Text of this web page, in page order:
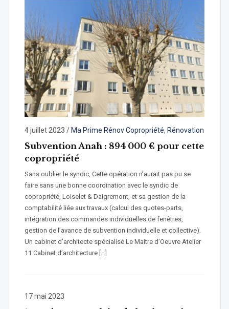
4 juillet 2023 / Ma Prime Rénov Copropriété, Rénovation
Subvention Anah : 894 000 € pour cette
copropriété
Sans oublier le syndic, Cette opération n’aurait pas pu se
faire sans une bonne coordination avec le syndic de
copropriété, Loiselet & Daigremont, et sa gestion de la
comptabilité liée aux travaux (calcul des quotes-parts,
intégration des commandes individuelles de fenêtres,
gestion de l’avance de subvention individuelle et collective).
Un cabinet d’architecte spécialisé Le Maitre d’Oeuvre Atelier
11 Cabinet d’architecture […]
17 mai 2023